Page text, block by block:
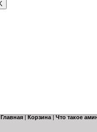
Главная| Корзина| Что такое